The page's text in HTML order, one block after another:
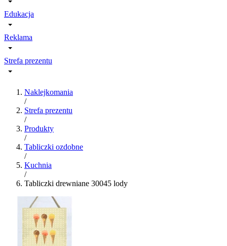
Edukacja
Reklama
Strefa prezentu
Naklejkomania
/
Strefa prezentu
/
Produkty
/
Tabliczki ozdobne
/
Kuchnia
/
Tabliczki drewniane 30045 lody